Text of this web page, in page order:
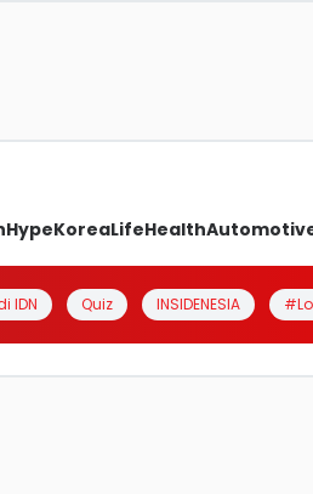
HypeKoreaLifeHealth
IDN Quiz INSIDENESIA